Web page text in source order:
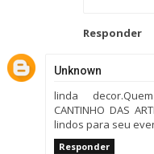
Responder
Unknown
linda
CANTINHO DAS
lindos para seu
Responder